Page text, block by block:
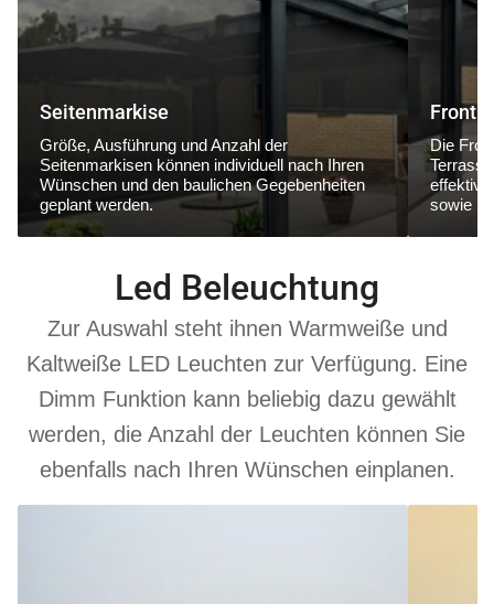
Seitenmarkise
Größe, Ausführung und Anzahl der
Seitenmarkisen können individuell nach Ihren
Wünschen und den baulichen Gegebenheiten
geplant werden.
Die
sowie
Led Beleuchtung
Zur Auswahl steht ihnen Warmweiße und
Kaltweiße LED Leuchten zur Verfügung. Eine
Dimm Funktion kann beliebig dazu gewählt
werden, die Anzahl der Leuchten können Sie
ebenfalls nach Ihren Wünschen einplanen.